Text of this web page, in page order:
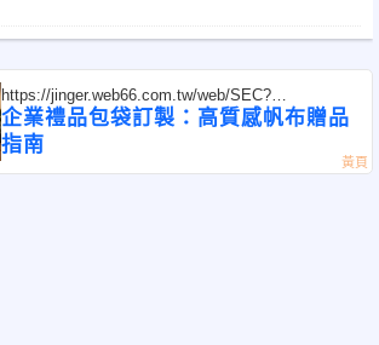
https://jinger.web66.com.tw/web/SEC?
postId=1355627
企業禮品包袋訂製：高質感帆布贈品
指南